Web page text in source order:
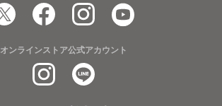
オンラインストア公式アカウント